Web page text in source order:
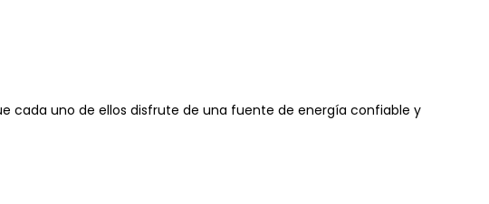
cada uno de ellos disfrute de una fuente de energía confiable y